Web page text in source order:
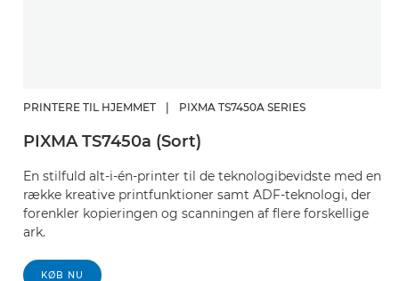
PRINTERE TIL HJEMMET PIXMA TS7450A SERIES
PIXMA TS7450a (Sort)
En stilfuld alt-i-én-printer til de teknologibevidste med en
række kreative printfunktioner samt ADF-teknologi, der
forenkler kopieringen og scanningen af flere forskellige
ark.
KØB NU